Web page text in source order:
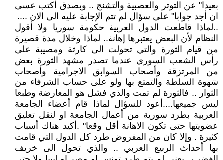
بعيدا" عن التوتر والعصبية والتشنج .. وبصدق أكتب عسى
ان أجد جوابا" على سؤال لم تتم الإجابة عليه الى الان ....
..لماذا قاطعت الدول العربية حكومة سوريا ولا أقول
النظام لأن البعض يعتبرها إهانة.. لماذا وخلال مدة قصيرة
من قيام الثورة والتي تحولت الى كارثة ومصيبة على
رأس الشعب السوري عندما تصدر مشهد الثورة بعض
من المرتزقة وأصحاب السوابق الاجرامية وأصحاب
شهوة السلطة والتمتع بها ولو على حساب الشرفاء من
الثوار .. فالثورة لم تمت والذي فشل هو المعارضة وطبعا
ليس جميعها....أعود للسؤال لماذا قام أعضاء الجامعة
العربية بطرد سورية من أعمال الجامعة او لنقل تعليق
عضويتها حتى تكون الاهانة أقل وقعا" .أكيد هناك أسباب
كثيرة . وإلا كان من المفروض طرد كل الدول التي قامت
بها أحداث الربيع العربي .. والذي تحول الى خريف